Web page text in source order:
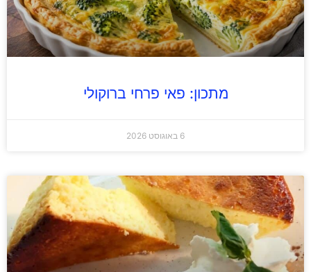
מתכון: פאי פרחי ברוקולי
6 באוגוסט 2026